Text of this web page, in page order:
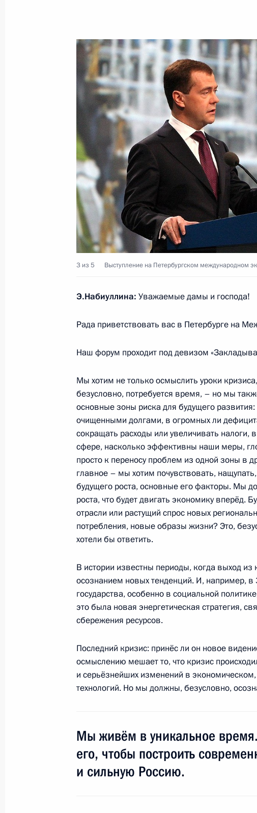
19 июня 2010 года, суббота
Совместная пресс-конференция с
Саркози
19 июня 2010 года, 19:30 Санкт-Петербург
Завершилась работа Петербургского
экономического форума
19 июня 2010 года, 16:00 Санкт-Петербург
Стенографический отчет о заседании
по модернизации и технологическому
19 июня 2010 года, 13:50 Санкт-Петербург
корпораций
18 июня 2010 года, 19:30 Санкт-Петербург
Дмитрий Медведев одобрил проект
кластера на Северном Кавказе
18 июня 2010 года, 18:30 Санкт-Петербург
Встреча с представителями
сообщества
Вручение международной премии
18 июня 2010 года, 16:00
Встреча с Генеральным секретарём Лиги
Амром Мусой
18 июня 2010 года, 15:00 Санкт-Петербург
Встреча с Президентом Македонии
18 июня 2010 года, 13:30 Санкт-Петербург
3 из 5 Выступление на Петербургском международном
Э.Набиуллина: Уважаемые дамы и господа!
Рада приветствовать вас в Петербурге на
Наш форум проходит под девизом
Мы хотим не только осмыслить уроки
безусловно, потребуется время, – но мы
основные зоны риска для будущего
очищенными долгами, в огромных ли
сокращать расходы или увеличивать
сфере, насколько эффективны наши меры,
просто к переносу проблем из одной зоны в
главное – мы хотим почувствовать,
будущего роста, основные его факторы. Мы
роста, что будет двигать экономику вперёд.
отрасли или растущий спрос новых
потребления, новые образы жизни? Это,
хотели бы ответить.
В истории известны периоды, когда выход
осознанием новых тенденций. И, например,
государства, особенно в социальной
это была новая энергетическая стратегия,
сбережения ресурсов.
Последний кризис: принёс ли он новое
осмыслению мешает то, что кризис
и серьёзнейших изменений в
технологий. Но мы должны, безусловно,
Мы живём в уникальное
его, чтобы построить
и сильную Россию.